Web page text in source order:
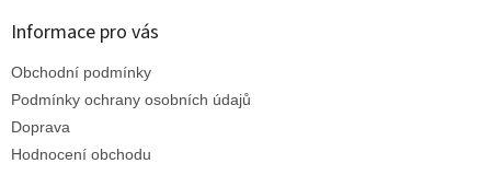
Informace pro vás
Obchodní podmínky
Podmínky ochrany osobních údajů
Doprava
Hodnocení obchodu